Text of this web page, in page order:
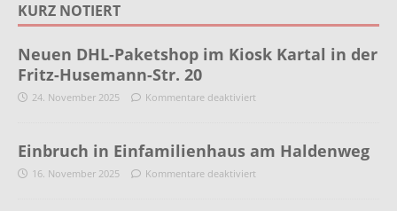
KURZ NOTIERT
Neuen DHL-Paketshop im Kiosk Kartal in der
Fritz-Husemann-Str. 20
24. November 2025 Kommentare deaktiviert
Einbruch in Einfamilienhaus am Haldenweg
16. November 2025 Kommentare deaktiviert